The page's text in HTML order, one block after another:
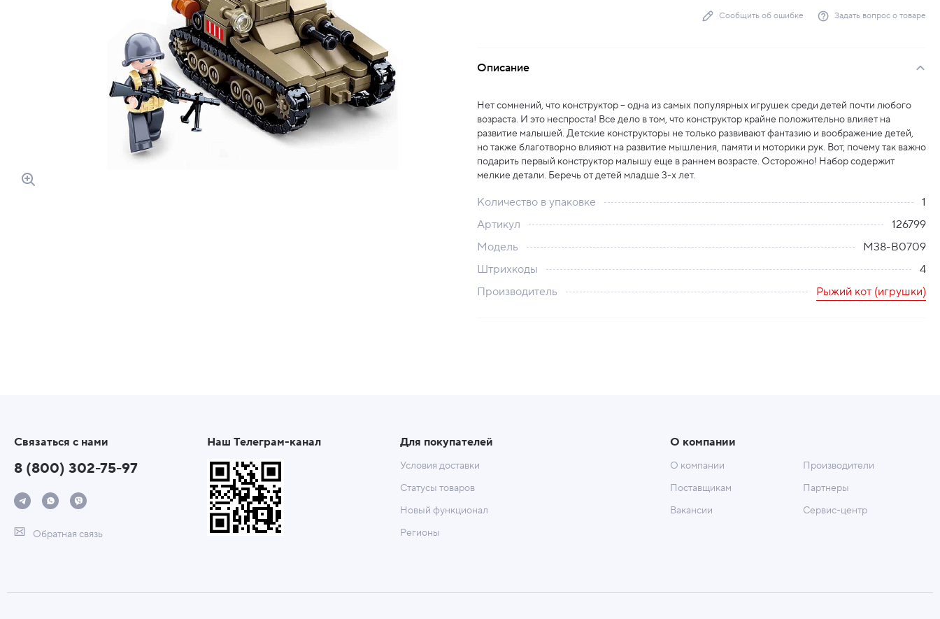
Сообщить об ошибке Задать вопрос о товаре
Описание
Нет сомнений, что конструктор – одна из самых популярных игрушек среди детей почти любого
возраста. И это неспроста! Все дело в том, что конструктор крайне положительно влияет на
развитие малышей. Детские конструкторы не только развивают фантазию и воображение детей,
но также благотворно влияют на развитие мышления, памяти и моторики рук. Вот, почему так важно
подарить первый конструктор малышу еще в раннем возрасте. Осторожно! Набор содержит
мелкие детали. Беречь от детей младше 3-х лет.
Количество в упаковке
1
Артикул
126799
Модель
M38-B0709
Штрихкоды
4
Производитель
Рыжий кот (игрушки)
Связаться с нами
8 (800) 302-75-97
Обратная связь
Наш Телеграм-канал Для покупателей
Условия доставки
Статусы товаров
Новый функционал
Регионы
О компании
О компании
Поставщикам
Вакансии
Производители
Партнеры
Сервис-центр